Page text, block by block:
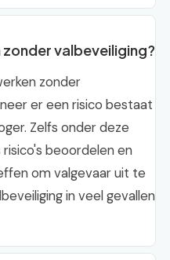
valbeveiliging?
zonder
er een risico bestaat
Zelfs onder deze
beoordelen en
om valgevaar uit te
in veel gevallen